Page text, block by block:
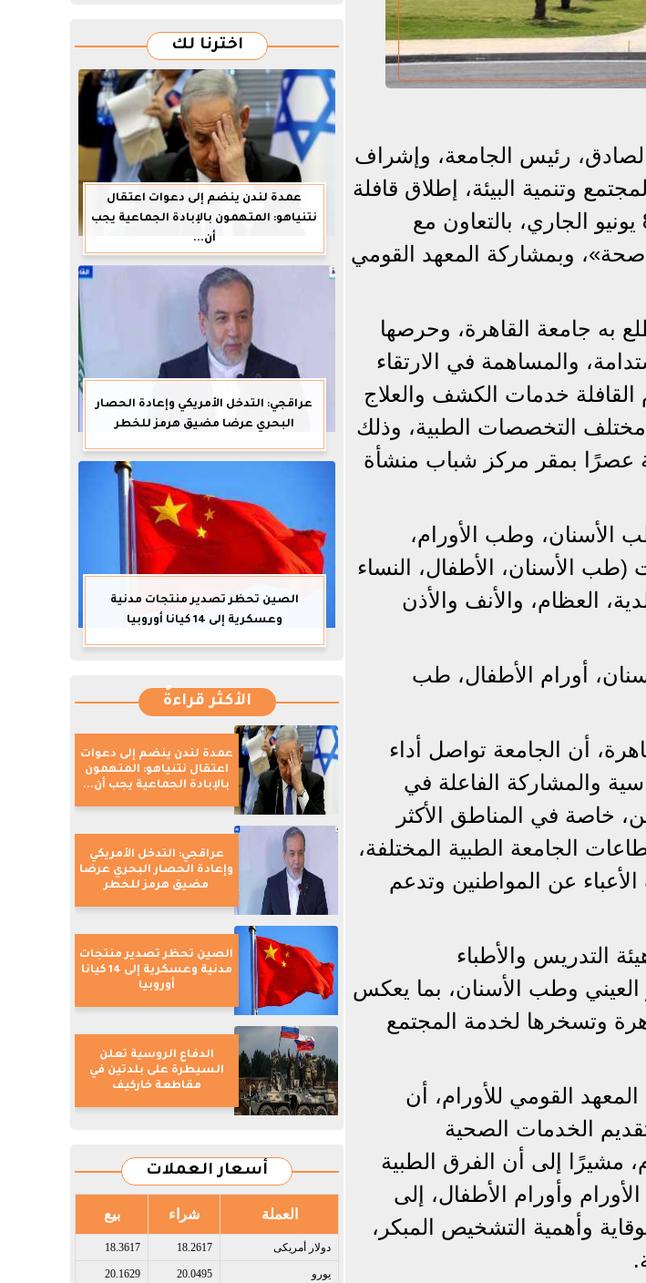
رئيس الجامعة، وإشراف
وتنمية البيئة، إطلاق قافلة
طبية شاملة إلى حي منشأة ناصر خلال الفترة من 6 إلى 8 يونيو الجاري، بالتعاون مع
لدعم صحة المرأة المصرية 100 مليون صحة»، وبمشاركة المعهد القومي
به جامعة القاهرة، وحرصها
والمساهمة في الارتقاء
خدمات الكشف والعلاج
التخصصات الطبية، وذلك
عصرًا بمقر مركز شباب منشأة
الأسنان، وطب الأورام،
الأسنان، الأطفال، النساء
العظام، والأنف والأذن
أورام الأطفال، طب
أن الجامعة تواصل أداء
والمشاركة الفاعلة في
خاصة في المناطق الأكثر
الجامعة الطبية المختلفة،
عن المواطنين وتدعم
التدريس والأطباء
وطب الأسنان، بما يعكس
وتسخرها لخدمة المجتمع
القومي للأورام، أن
الخدمات الصحية
مشيرًا إلى أن الفرق الطبية
وأورام الأطفال، إلى
وأهمية التشخيص المبكر،
اخترنا لك
عمدة لندن ينضم إلى دعوات اعتقال
نتنياهو: المتهمون بالإبادة الجماعية يجب
أن...
عراقجي: التدخل الأمريكي وإعادة الحصار
البحري عرضا مضيق هرمز للخطر
الصين تحظر تصدير منتجات مدنية
وعسكرية إلى 14 كيانا أوروبيا
الأكثر قراءةً
عمدة لندن ينضم إلى دعوات
اعتقال نتنياهو: المتهمون
بالإبادة الجماعية يجب أن...
عراقجي: التدخل الأمريكي
وإعادة الحصار البحري عرضا
مضيق هرمز للخطر
الصين تحظر تصدير منتجات
مدنية وعسكرية إلى 14 كيانا
أوروبيا
الدفاع الروسية تعلن
السيطرة على بلدتين في
مقاطعة خاركيف
أسعار العملات
العملة شراء بيع
دولار أمريكى​ 18.2617
18.3617
يورو​ 20.0495
20.1629